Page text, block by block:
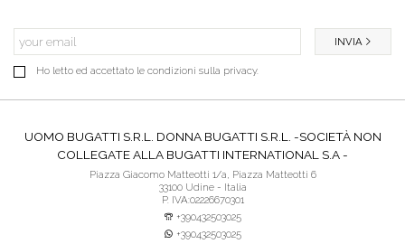
Ho letto ed accettato le condizioni sulla privacy.
INVIA
UOMO BUGATTI S.R.L. DONNA BUGATTI S.R.L. -SOCIETÀ NON
COLLEGATE ALLA BUGATTI INTERNATIONAL S.A -
Piazza Giacomo Matteotti 1/a, Piazza Matteotti 6
33100 Udine - Italia
P. IVA:02226670301
+390432503025
+390432503025